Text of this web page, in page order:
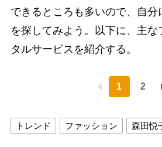
できるところも多いので、自分
を探してみよう。以下に、主な
タルサービスを紹介する。
1 2
トレンド ファッション 森田悦